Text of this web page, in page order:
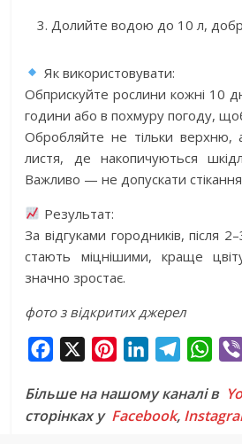
Долийте водою до 10 л,
Як використовувати:
Обприскуйте рослини кожні 10
години або в похмуру погоду, щоб
Обробляйте не тільки
листя, де накопичуються
Важливо — не допускати
Результат:
За відгуками городників, після
стають міцнішими, краще
значно зростає.
фото з відкритих джерел
c
e
n
t
n
k
l
e
W
a
t
Більше на нашому каналі в
сторінках у Facebook,